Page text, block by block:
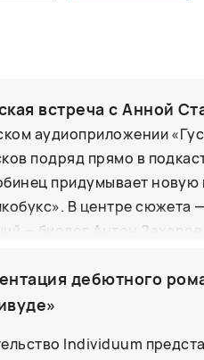
встреча с Анной
аудиоприложении
подряд прямо в
придумывает новую
В центре сюжета
— биолог Антон
эти эпидемии), какие
Барсуку и
дебютного
Individuum